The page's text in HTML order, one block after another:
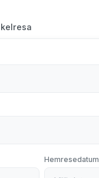
Hemresedatum